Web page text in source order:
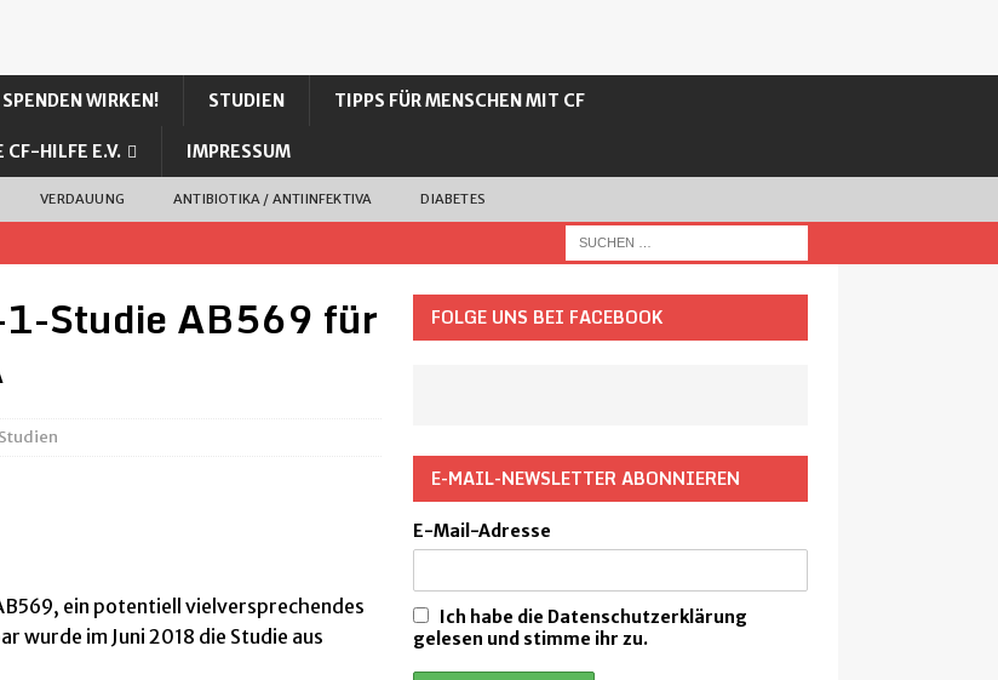
SPENDEN WIRKEN! STUDIEN TIPPS FÜR MENSCHEN MIT CF
CF-HILFE E.V. IMPRESSUM
VERDAUUNG ANTIBIOTIKA / ANTIINFEKTIVA DIABETES
weniger Nebenwirkung?
bei CF. Stand Oktober 2024
und Ansteckungen VORSORGE
erhalten?
Studie AB569 für
Studien
ein potentiell vielversprechendes
wurde im Juni 2018 die Studie aus
FOLGE UNS BEI FACEBOOK
E-MAIL-NEWSLETTER ABONNIEREN
E-Mail-Adresse
Ich habe die Datenschutzerklärung
gelesen und stimme ihr zu.